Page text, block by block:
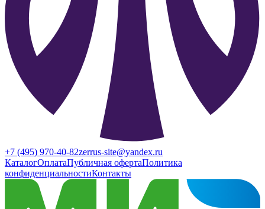
+7 (495) 970-40-82zerrus-site@yandex.ru
КаталогОплатаПубличная офертаПолитика
конфиденциальностиКонтакты